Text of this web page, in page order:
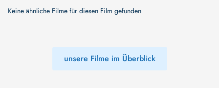
Keine ähnliche Filme für diesen Film gefunden
unsere Filme im Überblick